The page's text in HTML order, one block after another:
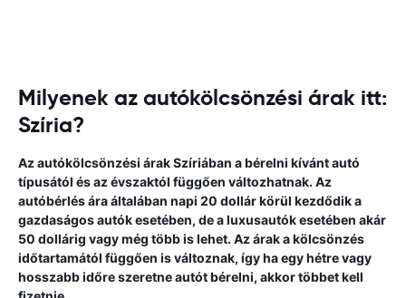
Milyenek az autókölcsönzési árak itt:
Szíria?
Az autókölcsönzési árak Szíriában a bérelni kívánt autó
típusától és az évszaktól függően változhatnak. Az
autóbérlés ára általában napi 20 dollár körül kezdődik a
gazdaságos autók esetében, de a luxusautók esetében akár
50 dollárig vagy még több is lehet. Az árak a kölcsönzés
időtartamától függően is változnak, így ha egy hétre vagy
hosszabb időre szeretne autót bérelni, akkor többet kell